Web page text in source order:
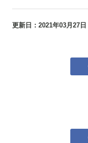
更新日： 2021年03月27日